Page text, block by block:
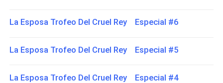
La Esposa Trofeo Del Cruel Rey Especial #6
La Esposa Trofeo Del Cruel Rey Especial #5
La Esposa Trofeo Del Cruel Rey Especial #4